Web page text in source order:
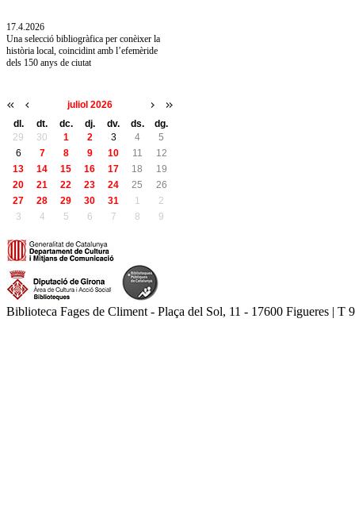
17.4.2026
Una selecció bibliogràfica per conèixer la
història local, coincidint amb l’efemèride
dels 150 anys de ciutat
juliol 2026
dl.
dt. dc. dj. dv. ds.
dg.
29
30 1 2 3 4
5
6
7 8 9 10 11
12
13
14 15 16 17 18
19
20
21 22 23 24 25
26
27
28 29 30 31 1
2
3
4 5 6 7 8 9
Biblioteca Fages de Climent - Plaça del Sol, 11 - 17600 Figueres |